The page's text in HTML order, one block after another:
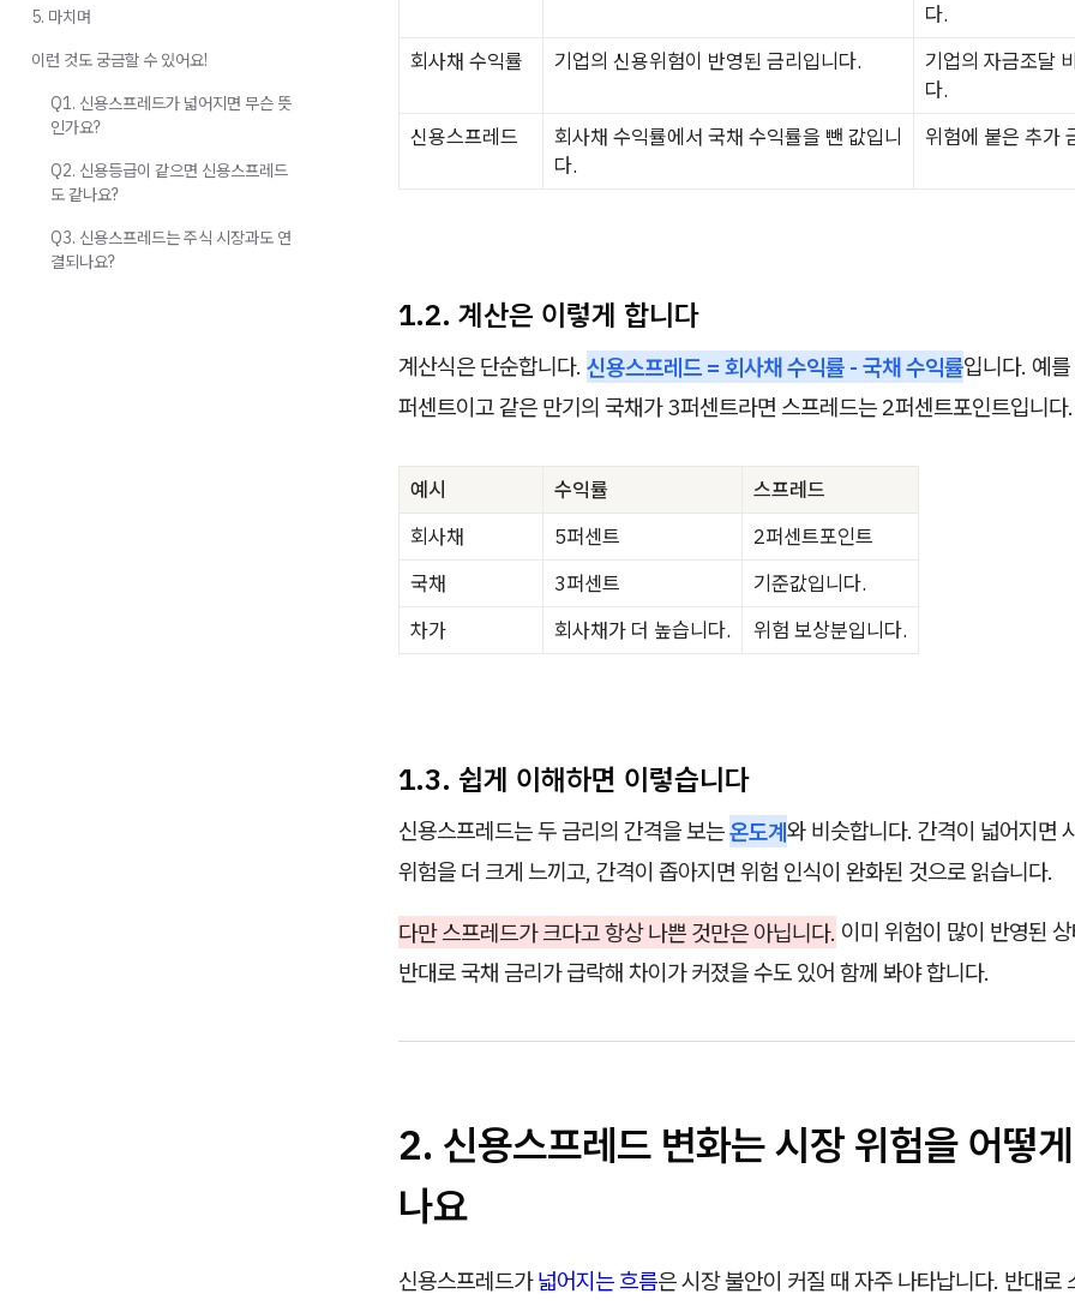
다.
회사채 수익률
기업의 신용위험이 반영된 금리입니다.
기업의 자금조달
다.
신용스프레드
회사채 수익률에서 국채 수익률을 뺀 값입니
다.
위험에 붙은 추가
1.2. 계산은 이렇게 합니다
계산식은 단순합니다. 신용스프레드 = 회사채 수익률 - 국채 수익률입니다. 예
퍼센트이고 같은 만기의 국채가 3퍼센트라면 스프레드는 2퍼센트포인트입니다.
예시 수익률
스프레드
회사채
5퍼센트
2퍼센트포인트
국채
3퍼센트
기준값입니다.
차가
회사채가 더 높습니다. 위험 보상분입니다.
1.3. 쉽게 이해하면 이렇습니다
신용스프레드는 두 금리의 간격을 보는온도계와 비슷합니다. 간격이 넓어지면
위험을 더 크게 느끼고, 간격이 좁아지면 위험 인식이 완화된 것으로 읽습니다.
다만 스프레드가 크다고 항상 나쁜 것만은 아닙니다. 이미 위험이 많이 반영된
반대로 국채 금리가 급락해 차이가 커졌을 수도 있어 함께 봐야 합니다.
2. 신용스프레드 변화는 시장 위험을 어떻
나요
신용스프레드가넓어지는 흐름은 시장 불안이 커질 때 자주 나타납니다. 반대로
5. 마치며
이런 것도 궁금할 수 있어요!
Q1. 신용스프레드가 넓어지면 무슨 뜻
인가요?
Q2. 신용등급이 같으면 신용스프레드
도 같나요?
Q3. 신용스프레드는 주식 시장과도 연
결되나요?